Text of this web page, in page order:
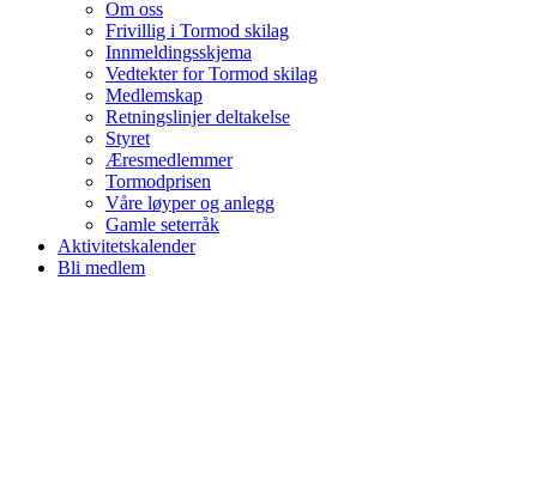
Om oss
Frivillig i Tormod skilag
Innmeldingsskjema
Vedtekter for Tormod skilag
Medlemskap
Retningslinjer deltakelse
Styret
Æresmedlemmer
Tormodprisen
Våre løyper og anlegg
Gamle seterråk
Aktivitetskalender
Bli medlem